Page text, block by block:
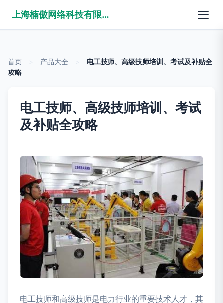
上海楠傲网络科技有限公司
首页 产品大全
电工技师、高级技师培训、考试及补贴全
攻略
电工技师、高级技师培训、考试
及补贴全攻略
电工技师和高级技师是电力行业的重要技术人才，其